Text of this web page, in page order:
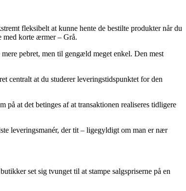
fleksibelt at kunne hente de bestilte produkter når du
med korte ærmer – Grå.
pebret, men til gengæld meget enkel. Den mest
centralt at du studerer leveringstidspunktet for den
at det betinges af at transaktionen realiseres tidligere
leveringsmanér, der tit – ligegyldigt om man er nær
set sig tvunget til at stampe salgspriserne på en